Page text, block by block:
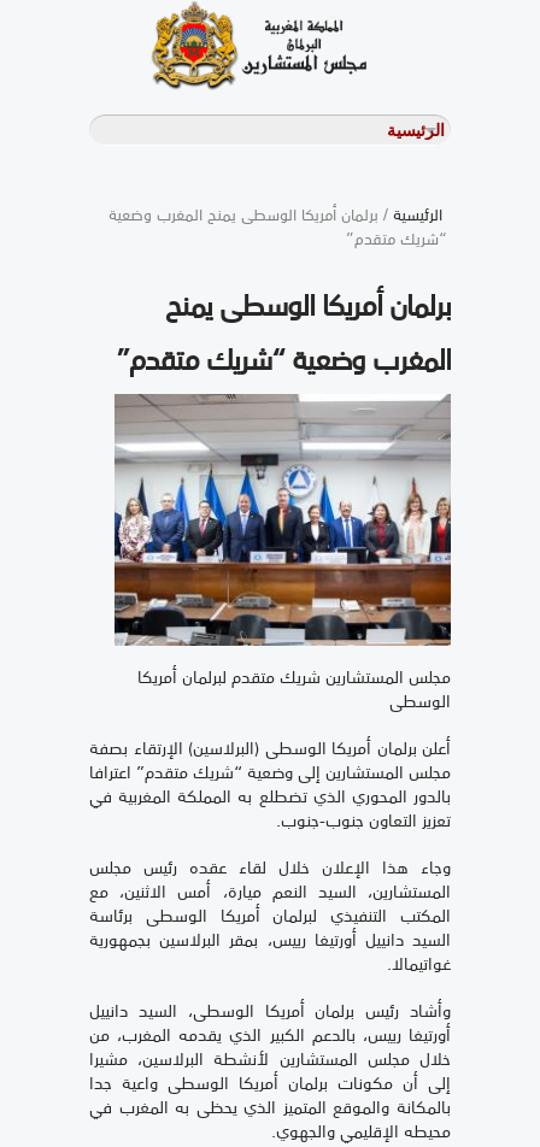
الرئيسية/ برلمان أمريكا الوسطى يمنح المغرب وضعية
“شريك متقدم”
برلمان أمريكا الوسطى يمنح
المغرب وضعية “شريك متقدم”
مجلس المستشارين شريك متقدم لبرلمان أمريكا
الوسطى
أعلن برلمان أمريكا الوسطى (البرلاسين) الإرتقاء بصفة
مجلس المستشارين إلى وضعية “شريك متقدم” اعترافا
بالدور المحوري الذي تضطلع به المملكة المغربية في
تعزيز التعاون جنوب-جنوب.
وجاء هذا الإعلان خلال لقاء عقده رئيس مجلس
المستشارين، السيد النعم ميارة، أمس الاثنين، مع
المكتب التنفيذي لبرلمان أمريكا الوسطى برئاسة
السيد دانييل أورتيغا رييس، بمقر البرلاسين بجمهورية
غواتيمالا.
وأشاد رئيس برلمان أمريكا الوسطى، السيد دانييل
أورتيغا رييس، بالدعم الكبير الذي يقدمه المغرب، من
خلال مجلس المستشارين لأنشطة البرلاسين، مشيرا
إلى أن مكونات برلمان أمريكا الوسطى واعية جدا
بالمكانة والموقع المتميز الذي يحظى به المغرب في
محيطه الإقليمي والجهوي.